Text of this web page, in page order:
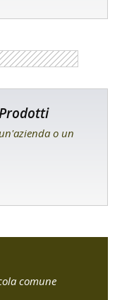
o un
comune